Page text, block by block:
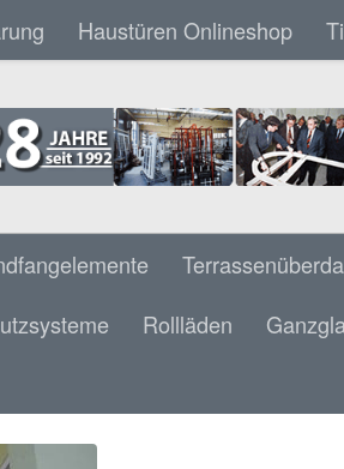
Haustüren Onlineshop
Rollläden